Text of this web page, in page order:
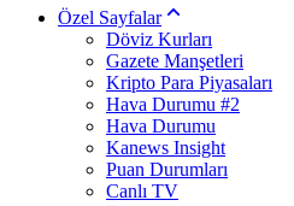
Özel Sayfalar
Döviz Kurları
Gazete Manşetleri
Kripto Para Piyasaları
Hava Durumu #2
Hava Durumu
Kanews Insight
Puan Durumları
Canlı TV